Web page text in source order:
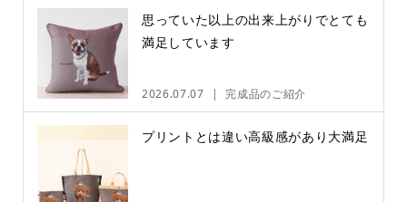
思っていた以上の出来上がりでとても
満足しています
2026.07.07 完成品のご紹介
プリントとは違い高級感があり大満足